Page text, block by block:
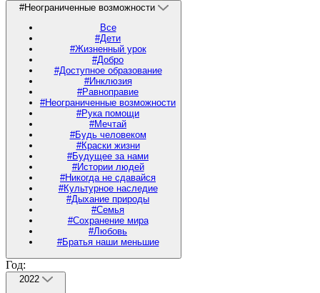
#Неограниченные возможности
Все
#Дети
#Жизненный урок
#Добро
#Доступное образование
#Инклюзия
#Равноправие
#Неограниченные возможности
#Рука помощи
#Мечтай
#Будь человеком
#Краски жизни
#Будущее за нами
#Истории людей
#Никогда не сдавайся
#Культурное наследие
#Дыхание природы
#Семья
#Сохранение мира
#Любовь
#Братья наши меньшие
Год:
2022